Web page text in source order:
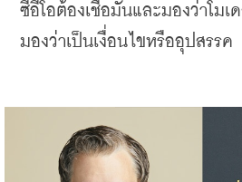
ซีอีโอต้องเชื่อมั่นและมองว่าโม
มองว่าเป็นเงื่อนไขหรืออุปสรรค